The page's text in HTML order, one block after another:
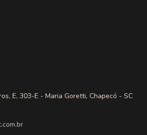
E, 303-E - Maria Goretti, Chapecó - SC